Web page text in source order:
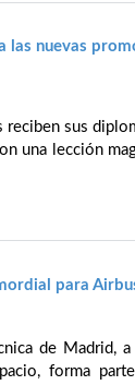
las nuevas
reciben sus
una lección
para
de Madrid,
forma